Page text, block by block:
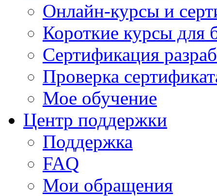
Онлайн-курсы и
Короткие курсы для
Сертификация
Проверка
Мое обучение
Центр поддержки
Поддержка
FAQ
Мои обращения